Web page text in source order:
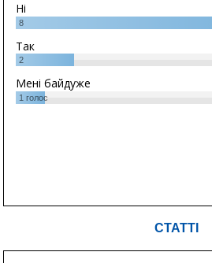
Ні
8
Так
2
Мені байдуже
1 голос
СТАТТІ